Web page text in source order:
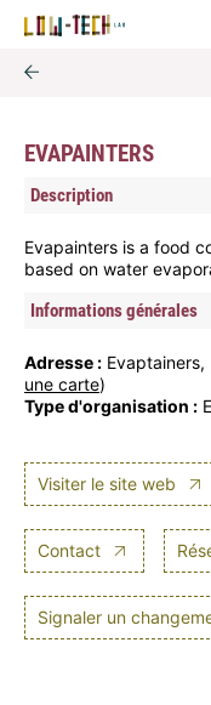
EVAPAINTERS
Description
Evapainters is a food
based on water
Informations générales
Adresse :
une carte)
Type d'organisation :
Visiter le site web
Contact
Signaler un